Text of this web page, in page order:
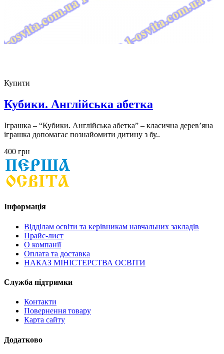
Купити
Кубики. Англійська абетка
Іграшка – “Кубики. Англійська абетка” – класична дерев’яна
іграшка допомагає познайомити дитину з бу..
400 грн
Інформація
Відділам освіти та керівникам навчальних закладів
Прайс-лист
О компанії
Оплата та доставка
НАКАЗ МІНІСТЕРСТВА ОСВІТИ
Служба підтримки
Контакти
Повернення товару
Карта сайту
Додатково